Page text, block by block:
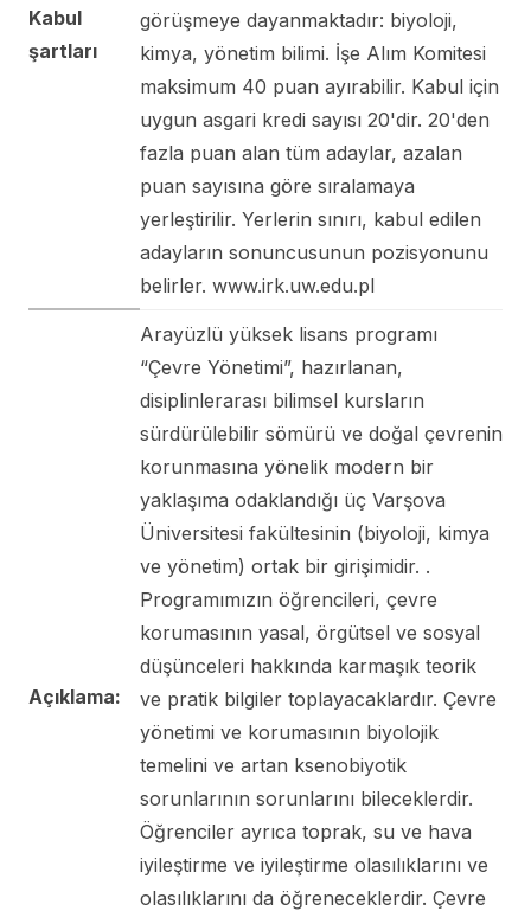
Kabul
şartları
görüşmeye dayanmaktadır: biyoloji,
kimya, yönetim bilimi. İşe Alım Komitesi
maksimum 40 puan ayırabilir. Kabul için
uygun asgari kredi sayısı 20'dir. 20'den
fazla puan alan tüm adaylar, azalan
puan sayısına göre sıralamaya
yerleştirilir. Yerlerin sınırı, kabul edilen
adayların sonuncusunun pozisyonunu
belirler. www.irk.uw.edu.pl
Açıklama:
Arayüzlü yüksek lisans programı
“Çevre Yönetimi”, hazırlanan,
disiplinlerarası bilimsel kursların
sürdürülebilir sömürü ve doğal çevrenin
korunmasına yönelik modern bir
yaklaşıma odaklandığı üç Varşova
Üniversitesi fakültesinin (biyoloji, kimya
ve yönetim) ortak bir girişimidir. .
Programımızın öğrencileri, çevre
korumasının yasal, örgütsel ve sosyal
düşünceleri hakkında karmaşık teorik
ve pratik bilgiler toplayacaklardır. Çevre
yönetimi ve korumasının biyolojik
temelini ve artan ksenobiyotik
sorunlarının sorunlarını bileceklerdir.
Öğrenciler ayrıca toprak, su ve hava
iyileştirme ve iyileştirme olasılıklarını ve
olasılıklarını da öğreneceklerdir. Çevre